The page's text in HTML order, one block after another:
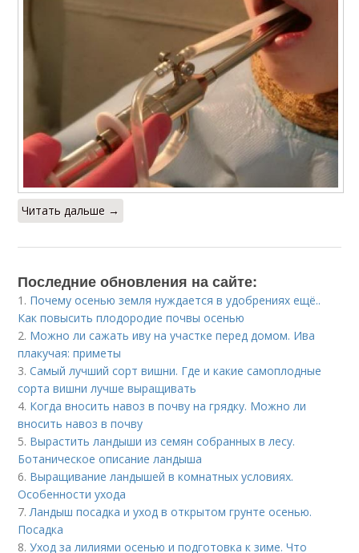
Читать дальше →
Последние обновления на сайте:
1. Почему осенью земля нуждается в удобрениях ещё..
Как повысить плодородие почвы осенью
2. Можно ли сажать иву на участке перед домом. Ива
плакучая: приметы
3.Самый лучший сорт вишни. Где и какие самоплодные
сорта вишни лучше выращивать
4. Когда вносить навоз в почву на грядку. Можно ли
вносить навоз в почву
5. Вырастить ландыши из семян собранных в лесу.
Ботаническое описание ландыша
6. Выращивание ландышей в комнатных условиях.
Особенности ухода
7. Ландыш посадка и уход в открытом грунте осенью.
Посадка
8.Уход за лилиями осенью и подготовка к зиме. Что